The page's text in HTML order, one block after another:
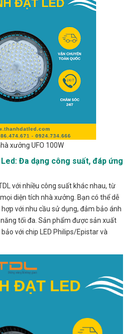
xưởng UFO 100W
Đa dạng công suất, đáp ứng
với nhiều công suất khác nhau, từ
diện tích nhà xưởng. Bạn có thể dễ
với nhu cầu sử dụng, đảm bảo ánh
tối đa. Sản phẩm được sản xuất
với chip LED Philips/Epistar và